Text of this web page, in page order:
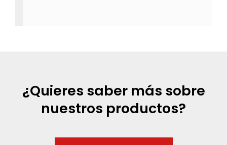
¿Quieres saber más sobre
nuestros productos?